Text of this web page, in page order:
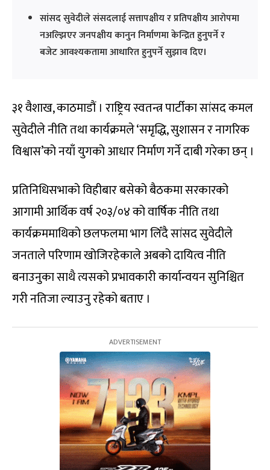
सांसद सुवेदीले संसदलाई सत्तापक्षीय र प्रतिपक्षीय आरोपमा
नअल्झिएर जनपक्षीय कानुन निर्माणमा केन्द्रित हुनुपर्ने र
बजेट आवश्यकतामा आधारित हुनुपर्ने सुझाव दिए।
३१ वैशाख, काठमाडौं । राष्ट्रिय स्वतन्त्र पार्टीका सांसद कमल
सुवेदीले नीति तथा कार्यक्रमले ‘समृद्धि, सुशासन र नागरिक
विश्वास’को नयाँ युगको आधार निर्माण गर्ने दाबी गरेका छन् ।
प्रतिनिधिसभाको विहीबार बसेको बैठकमा सरकारको
आगामी आर्थिक वर्ष २०३/०४ को वार्षिक नीति तथा
कार्यक्रममाथिको छलफलमा भाग लिँदै सांसद सुवेदीले
जनताले परिणाम खोजिरहेकाले अबको दायित्व नीति
बनाउनुका साथै त्यसको प्रभावकारी कार्यान्वयन सुनिश्चित
गरी नतिजा ल्याउनु रहेको बताए ।